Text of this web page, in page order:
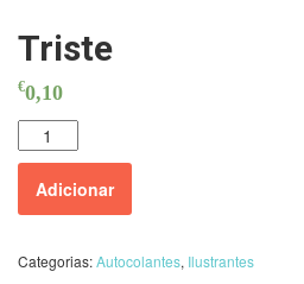
Triste
€0,10
Quantidade
Adicionar
Categorias:Autocolantes, Ilustrantes